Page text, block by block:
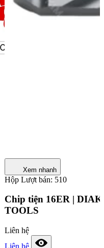
Xem nhanh
Hộp Lượt bán: 510
Chip tiện 16ER | DIAK
TOOLS
Liên hệ
Liên hệ